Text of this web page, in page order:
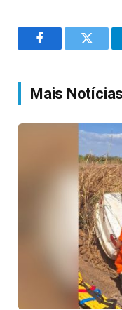
FacebookTwitter
Mais Notícias